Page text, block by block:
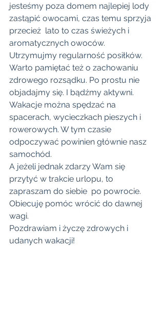
jesteśmy poza domem najlepiej lody
zastąpić owocami, czas temu sprzyja
przecież  lato to czas świeżych i
aromatycznych owoców.
Utrzymujmy regularność posiłków.
Warto pamiętać też o zachowaniu
zdrowego rozsądku. Po prostu nie
objadajmy się. I bądźmy aktywni.
Wakacje można spędzać na
spacerach, wycieczkach pieszych i
rowerowych. W tym czasie
odpoczywać powinien głównie nasz
samochód.
A jeżeli jednak zdarzy Wam się
przytyć w trakcie urlopu, to
zapraszam do siebie  po powrocie.
Obiecuję pomóc wrócić do dawnej
wagi.
Pozdrawiam i życzę zdrowych i
udanych wakacji!